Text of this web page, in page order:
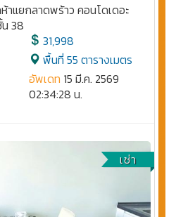
าแยกลาดพร้าว คอนโดเดอะ
38
31,998
พื้นที่ 55 ตารางเมตร
อัพเดท 15 มี.ค. 2569
02:34:28 น.
เช่า